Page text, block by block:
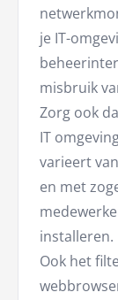
je IT-
misbruik
Zorg ook
IT
varieert
en met
installeren.
Ook het